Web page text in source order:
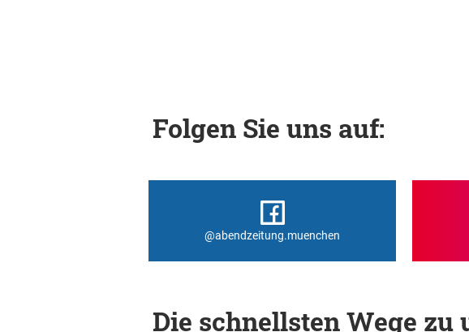
Folgen Sie uns auf:
@abendzeitung.muenchen
Die schnellsten Wege zu